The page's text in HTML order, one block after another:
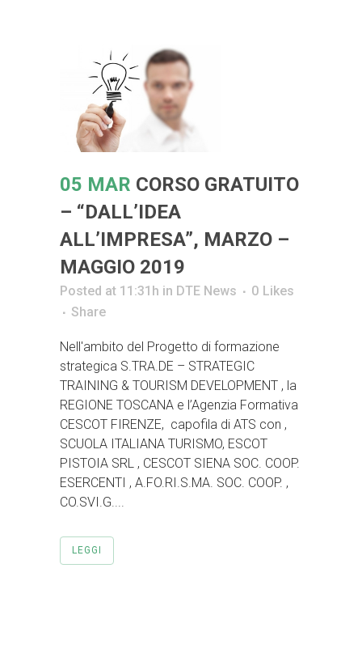
05 MAR CORSO GRATUITO
– “DALL’IDEA
ALL’IMPRESA”, MARZO –
MAGGIO 2019
Posted at 11:31h in DTE News 0 Likes
Share
Nell'ambito del Progetto di formazione
strategica S.TRA.DE – STRATEGIC
TRAINING & TOURISM DEVELOPMENT , la
REGIONE TOSCANA e l’Agenzia Formativa
CESCOT FIRENZE, capofila di ATS con ,
SCUOLA ITALIANA TURISMO, ESCOT
PISTOIA SRL , CESCOT SIENA SOC. COOP.
ESERCENTI , A.FO.RI.S.MA. SOC. COOP. ,
CO.SVI.G....
LEGGI